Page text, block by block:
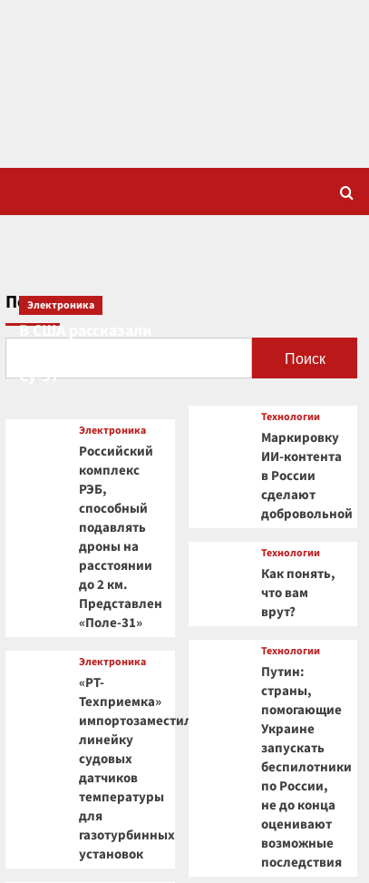
Поиск
Поиск
Электроника
В США рассказали
Су-57
Электроника
Российский
комплекс
РЭБ,
способный
подавлять
дроны на
расстоянии
до 2 км.
Представлен
«Поле-31»
Электроника
«РТ-
Техприемка»
импортозаместила
линейку
судовых
датчиков
температуры
для
газотурбинных
установок
Технологии
Маркировку
ИИ-контента
в России
сделают
добровольной
Технологии
Как понять,
что вам
врут?
Технологии
Путин:
страны,
помогающие
Украине
запускать
беспилотники
по России,
не до конца
оценивают
возможные
последствия